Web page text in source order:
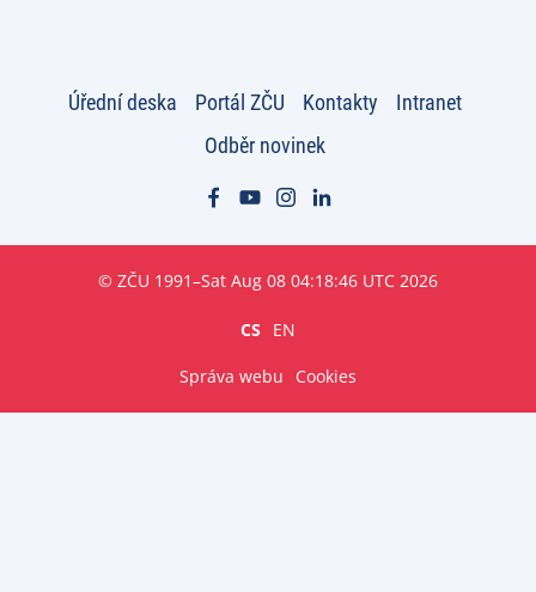
Úřední deska Portál ZČU Kontakty
Intranet
Odběr novinek
© ZČU 1991–Sat Aug 08 04:18:46 UTC 2026
CS EN
Správa webu Cookies